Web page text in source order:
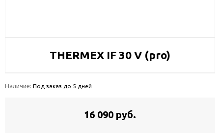
THERMEX IF 30 V (pro)
Наличие: Под заказ до 5 дней
16 090 руб.